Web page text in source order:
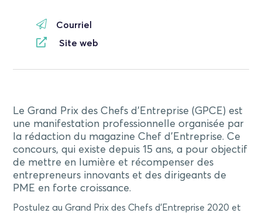
Courriel
Site web
LeGrand Prix des Chefs d’Entreprise (GPCE) est
une manifestation professionnelle organisée par
la rédaction du magazineChef d’Entreprise. Ce
concours, qui existe depuis 15 ans,​a pourobjectif
de mettre en lumière et récompenser des
entrepreneurs innovants et des dirigeants de
PME en forte croissance.
Postulez au Grand Prix des Chefs d’Entreprise 2020 et